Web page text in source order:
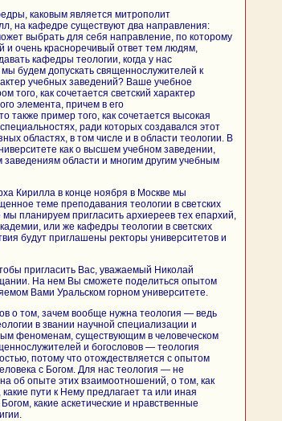
каковым является митрополит
на кафедре существуют два направления:
выбрать для себя направление, по которому
и очень красноречивый ответ тем людям,
кафедры теологии, когда у нас
будем допускать священнослужителей к
учебных заведений? Ваше учебное
того, как сочетается светский характер
элемента, причем в его
пример того, как сочетается высокая
ради которых создавался этот
областях, в том числе и в области теологии. В
как о высшем учебном заведении,
области и многим другим учебным
Кирилла в конце ноября в Москве мы
теме преподавания теологии в светских
планируем пригласить архиереев тех епархий,
или же кафедры теологии в светских
будут приглашены ректоры университетов и
пригласить Вас, уважаемый Николай
На нем Вы сможете поделиться опытом
Вами Уральском горном университете.
о том, зачем вообще нужна теология — ведь
в звании научной специализации и
феноменам, существующим в человеческом
и богословов — теология
потому что отождествляется с опытом
с Богом. Для нас теология — не
об опыте этих взаимоотношений, о том, как
пути к Нему предлагает та или иная
какие аскетические и нравственные